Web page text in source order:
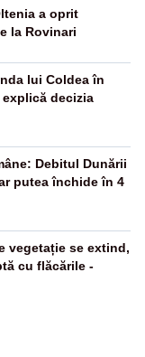
a oprit
la Rovinari
lui Coldea în
decizia
Debitul Dunării
putea închide în 4
vegetație se extind,
cu flăcările -